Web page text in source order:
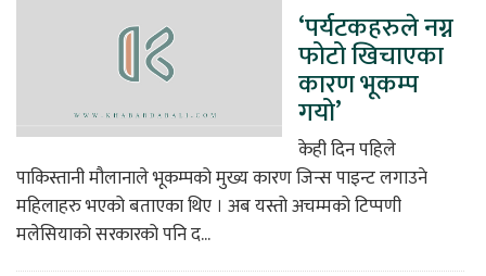
‘पर्यटकहरुले नग्न
फोटो खिचाएका
कारण भूकम्प
गयो’
केही दिन पहिले
पाकिस्तानी मौलानाले भूकम्पको मुख्य कारण जिन्स पाइन्ट लगाउने
महिलाहरु भएको बताएका थिए । अब यस्तो अचम्मको टिप्पणी
मलेसियाको सरकारको पनि द...